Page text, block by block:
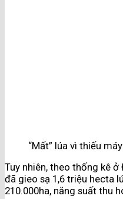
“Mất” lúa vì thiếu
Tuy nhiên, theo thống kê ở
đã gieo sạ 1,6 triệu hecta
210.000ha, năng suất thu